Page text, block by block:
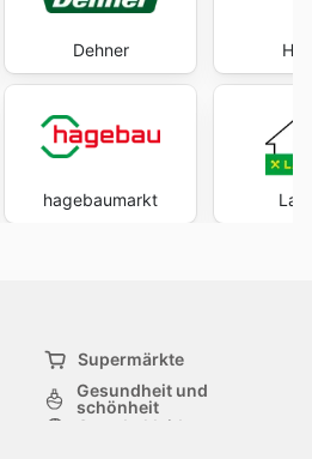
Dehner
hagebaumarkt
Supermärkte
Gesundheit und
schönheit
Sportbekleidung